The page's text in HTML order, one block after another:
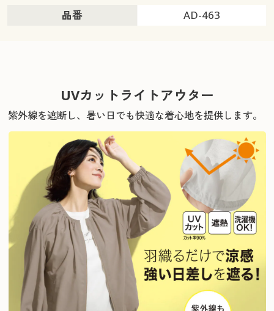
品番 AD-463
UVカットライトアウター
紫外線を遮断し、暑い日でも快適な着心地を提供します。